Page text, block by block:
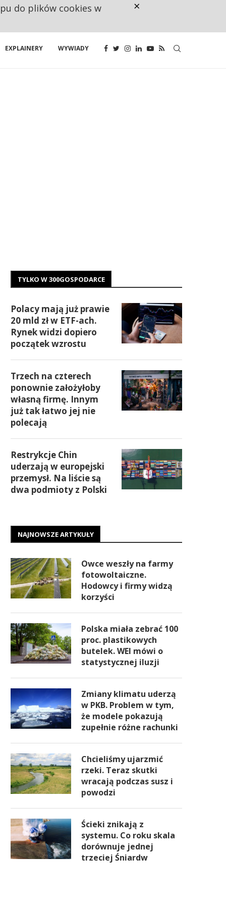
EXPLAINERY WYWIADY
TYLKO W 300GOSPODARCE
Polacy mają już prawie
20 mld zł w ETF-ach.
Rynek widzi dopiero
początek wzrostu
Trzech na czterech
ponownie założyłoby
własną firmę. Innym
już tak łatwo jej nie
polecają
Restrykcje Chin
uderzają w europejski
przemysł. Na liście są
dwa podmioty z Polski
NAJNOWSZE ARTYKUŁY
Owce weszły na farmy
fotowoltaiczne.
Hodowcy i firmy widzą
korzyści
Polska miała zebrać 100
proc. plastikowych
butelek. WEI mówi o
statystycznej iluzji
Zmiany klimatu uderzą
w PKB. Problem w tym,
że modele pokazują
zupełnie różne rachunki
Chcieliśmy ujarzmić
rzeki. Teraz skutki
wracają podczas susz i
powodzi
Ścieki znikają z
systemu. Co roku skala
dorównuje jednej
trzeciej Śniardw
do plików cookies w ×